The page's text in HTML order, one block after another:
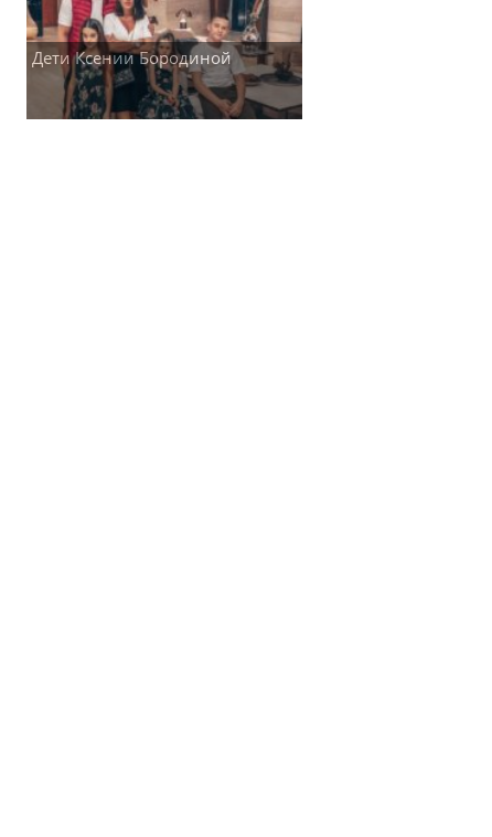
Дети Ксении Бородиной